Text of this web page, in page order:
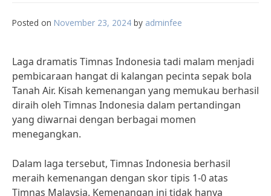
Posted on November 23, 2024 by adminfee
Laga dramatis Timnas Indonesia tadi malam menjadi
pembicaraan hangat di kalangan pecinta sepak bola
Tanah Air. Kisah kemenangan yang memukau berhasil
diraih oleh Timnas Indonesia dalam pertandingan
yang diwarnai dengan berbagai momen
menegangkan.
Dalam laga tersebut, Timnas Indonesia berhasil
meraih kemenangan dengan skor tipis 1-0 atas
Timnas Malaysia. Kemenangan ini tidak hanya